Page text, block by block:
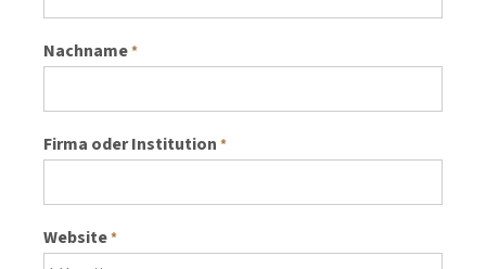
Nachname*
Firma oder Institution *
Website*